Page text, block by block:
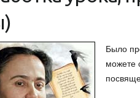
Было
можете